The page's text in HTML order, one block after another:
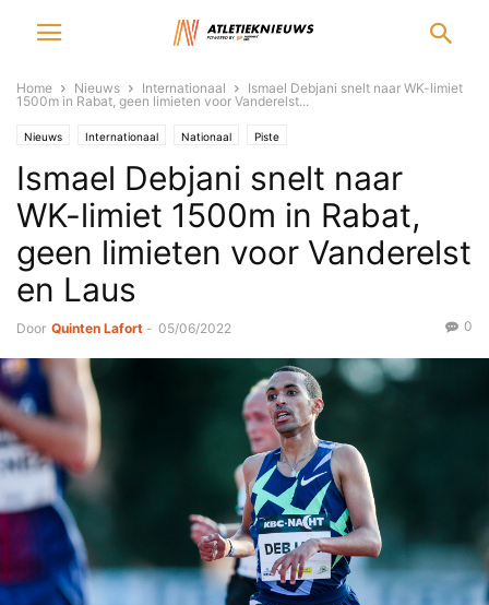
Home Nieuws Internationaal
Ismael Debjani snelt naar WK-limiet
1500m in Rabat, geen limieten voor Vanderelst...
Nieuws Internationaal Nationaal Piste
Ismael Debjani snelt naar
WK-limiet 1500m in Rabat,
geen limieten voor Vanderelst
en Laus
Door Quinten Lafort - 05/06/2022 0